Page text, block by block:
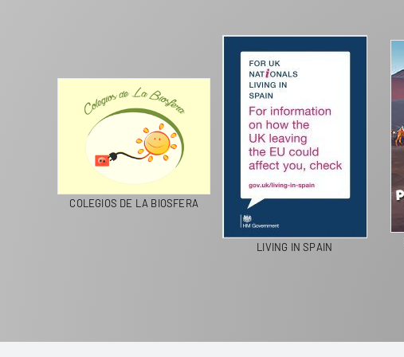
COLEGIOS DE LA BIOSFERA
LIVING IN SPAIN